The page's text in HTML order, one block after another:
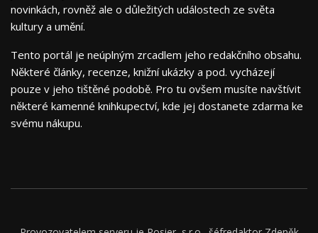
novinkách, rovněž ale o důležitých událostech ze světa
kultury a umění.
Tento portál je neúplným zrcadlem jeho redakčního obsahu.
Některé články, recenze, knižní ukázky a pod. vycházejí
pouze v jeho tištěné podobě. Pro tu ovšem musíte navštívit
některé kamenné knihkupectví, kde jej dostanete zdarma ke
svému nákupu.